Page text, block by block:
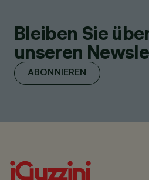
Bleiben Sie
unseren
ABONNIEREN